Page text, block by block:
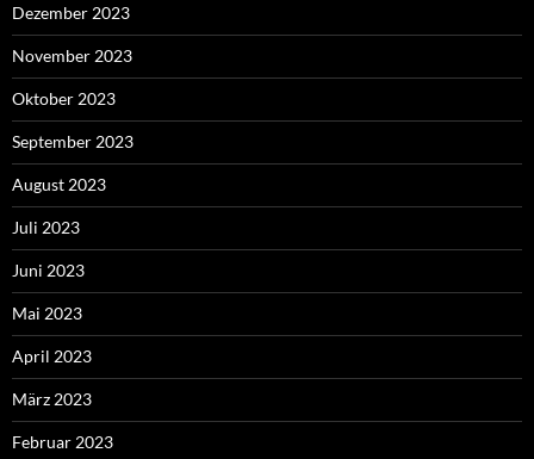
Dezember 2023
November 2023
Oktober 2023
September 2023
August 2023
Juli 2023
Juni 2023
Mai 2023
April 2023
März 2023
Februar 2023